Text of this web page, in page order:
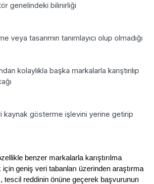
genelindeki bilinirliği
veya tasarımın tanımlayıcı olup olmadığı
kolaylıkla başka markalarla karıştırılıp
kaynak gösterme işlevini yerine getirip
benzer markalarla karıştırılma
geniş veri tabanları üzerinden araştırma
tescil reddinin önüne geçerek başvurunun